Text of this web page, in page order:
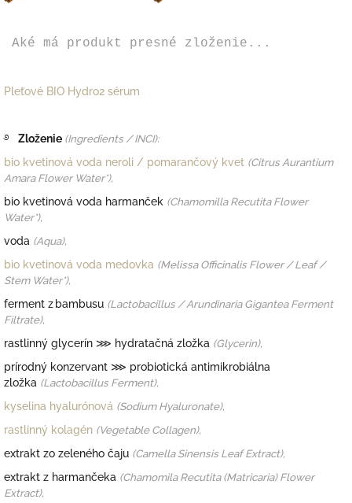
Aké má produkt presné zloženie...
Pleťové BIO Hydro2 sérum
࿔ Zloženie (Ingredients / INCI):
bio kvetinová voda neroli / pomarančový kvet (Citrus Aurantium
Amara Flower Water*),
bio kvetinová voda harmanček (Chamomilla Recutita Flower
Water*),
voda (Aqua),
bio kvetinová voda medovka (Melissa Officinalis Flower / Leaf /
Stem Water*),
ferment z bambusu (Lactobacillus / Arundinaria Gigantea Ferment
Filtrate),
rastlinný glycerín ⋙ hydratačná zložka (Glycerin),
prírodný konzervant ⋙ probiotická antimikrobiálna
zložka (Lactobacillus Ferment),
kyselina hyalurónová (Sodium Hyaluronate),
rastlinný kolagén (Vegetable Collagen),
extrakt zo zeleného čaju (Camella Sinensis Leaf Extract),
extrakt z harmančeka (Chamomila Recutita (Matricaria) Flower
Extract),